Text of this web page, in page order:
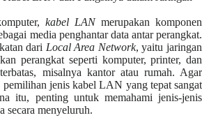
kabel LANmerupakan komponen
media penghantar data antar perangkat.
dari Local Area Network, yaitu jaringan
perangkat seperti komputer, printer, dan
misalnya kantor atau rumah. Agar
jenis kabel LAN yang tepat sangat
itu, penting untuk memahami jenis-jenis
secara menyeluruh.